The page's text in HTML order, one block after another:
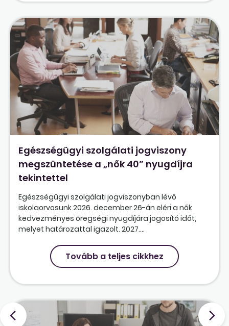
Egészségügyi szolgálati jogviszony
megszüntetése a „nők 40” nyugdíjra
tekintettel
Egészségügyi szolgálati jogviszonyban lévő
iskolaorvosunk 2026. december 26-án eléri a nők
kedvezményes öregségi nyugdíjára jogosító időt,
melyet határozattal igazolt. 2027....
Tovább a teljes cikkhez